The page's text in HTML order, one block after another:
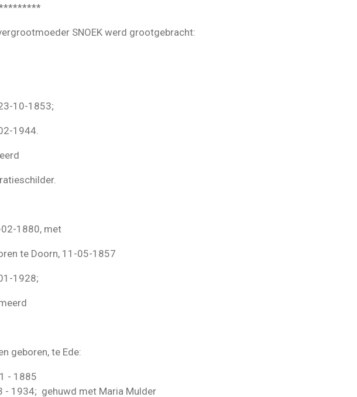
SNOEK werd grootgebracht:
10-1853;
1944.
1880, met
te Doorn, 11-05-1857
1928;
geboren, te Ede:
- 1885
gehuwd met Maria Mulder